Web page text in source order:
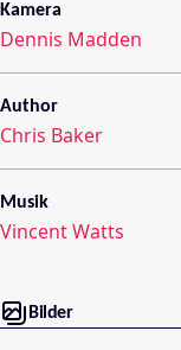
Kamera
Dennis Madden
Author
Chris Baker
Musik
Vincent Watts
Bilder